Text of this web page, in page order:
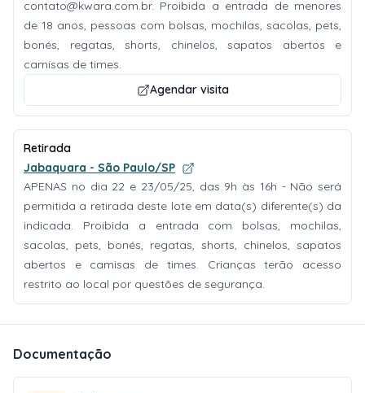
contato@kwara.com.br. Proibida a entrada de menores
de 18 anos, pessoas com bolsas, mochilas, sacolas, pets,
bonés, regatas, shorts, chinelos, sapatos abertos e
camisas de times.
Agendar visita
Retirada
Jabaquara - São Paulo/SP
APENAS no dia 22 e 23/05/25, das 9h às 16h - Não será
permitida a retirada deste lote em data(s) diferente(s) da
indicada. Proibida a entrada com bolsas, mochilas,
sacolas, pets, bonés, regatas, shorts, chinelos, sapatos
abertos e camisas de times. Crianças terão acesso
restrito ao local por questões de segurança.
Documentação